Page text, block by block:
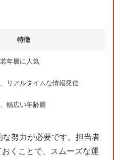
特徴
年層に人気
リアルタイムな情報発信
幅広い年齢層
努力が必要です。担当者
くことで、スムーズな運